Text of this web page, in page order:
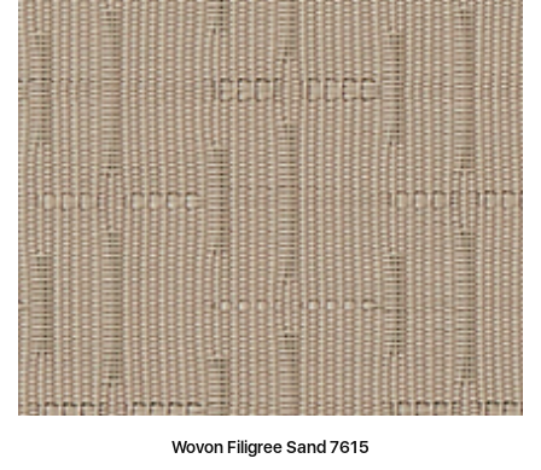
Wovon Filigree Sand 7615